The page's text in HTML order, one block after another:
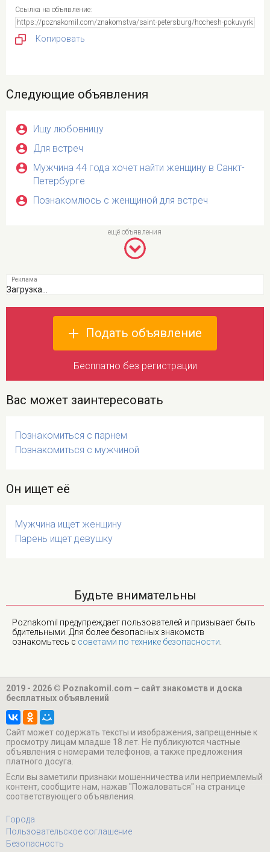
Ссылка на объявление:
Копировать
Следующие объявления
Ищу любовницу
Для встреч
Мужчина 44 года хочет найти женщину в Санкт-
Петербурге
Познакомлюсь с женщиной для встреч
Загрузка...
Подать объявление
Бесплатно без регистрации
Вас может заинтересовать
Познакомиться с парнем
Познакомиться с мужчиной
Он ищет её
Мужчина ищет женщину
Парень ищет девушку
Будьте внимательны
Poznakomil предупреждает пользователей и призывает быть
бдительными. Для более безопасных знакомств
ознакомьтесь с советами по технике безопасности
2019 - 2026 © Poznakomil.com – сайт знакомств и доска
бесплатных объявлений
Cайт может содержать тексты и изображения, запрещенные к
просмотру лицам младше 18 лет. Не публикуются частные
объявления с номерами телефонов, а также предложения
платного досуга.
Если вы заметили признаки мошенничества или неприемлемый
контент, сообщите нам, нажав "Пожаловаться" на странице
соответствующего объявления.
Города
Пользовательское соглашение
Безопасность